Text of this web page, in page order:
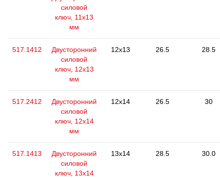
силовой
ключ, 11x13
мм
517.1412
Двусторонний
силовой
ключ, 12x13
мм
12x13 26.5 28.5
517.2412
Двусторонний
силовой
ключ, 12x14
мм
12x14 26.5 30
517.1413
Двусторонний
силовой
ключ, 13x14
13x14 28.5 30.0